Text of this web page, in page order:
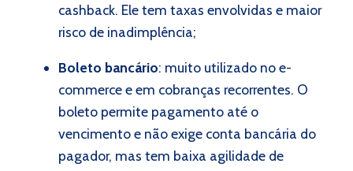
cashback. Ele tem taxas envolvidas e maior
risco de inadimplência;
Boleto bancário: muito utilizado no e-
commerce e em cobranças recorrentes. O
boleto permite pagamento até o
vencimento e não exige conta bancária do
pagador, mas tem baixa agilidade de